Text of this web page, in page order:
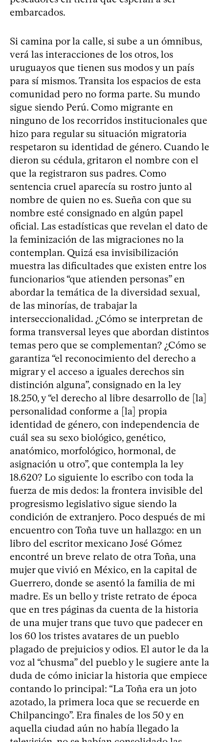
embarcados.
Si camina por la calle, si sube a un ómnibus,
verá las interacciones de los otros, los
uruguayos que tienen sus modos y un país
para sí mismos. Transita los espacios de esta
comunidad pero no forma parte. Su mundo
sigue siendo Perú. Como migrante en
ninguno de los recorridos institucionales que
hizo para regular su situación migratoria
respetaron su identidad de género. Cuando le
dieron su cédula, gritaron el nombre con el
que la registraron sus padres. Como
sentencia cruel aparecía su rostro junto al
nombre de quien no es. Sueña con que su
nombre esté consignado en algún papel
oficial. Las estadísticas que revelan el dato de
la feminización de las migraciones no la
contemplan. Quizá esa invisibilización
muestra las dificultades que existen entre los
funcionarios “que atienden personas” en
abordar la temática de la diversidad sexual,
de las minorías, de trabajar la
interseccionalidad. ¿Cómo se interpretan de
forma transversal leyes que abordan distintos
temas pero que se complementan? ¿Cómo se
garantiza “el reconocimiento del derecho a
migrar y el acceso a iguales derechos sin
distinción alguna”, consignado en la ley
18.250, y “el derecho al libre desarrollo de [la]
personalidad conforme a [la] propia
identidad de género, con independencia de
cuál sea su sexo biológico, genético,
anatómico, morfológico, hormonal, de
asignación u otro”, que contempla la ley
18.620? Lo siguiente lo escribo con toda la
fuerza de mis dedos: la frontera invisible del
progresismo legislativo sigue siendo la
condición de extranjero. Poco después de mi
encuentro con Toña tuve un hallazgo: en un
libro del escritor mexicano José Gómez
encontré un breve relato de otra Toña, una
mujer que vivió en México, en la capital de
Guerrero, donde se asentó la familia de mi
madre. Es un bello y triste retrato de época
que en tres páginas da cuenta de la historia
de una mujer trans que tuvo que padecer en
los 60 los tristes avatares de un pueblo
plagado de prejuicios y odios. El autor le da la
voz al “chusma” del pueblo y le sugiere ante la
duda de cómo iniciar la historia que empiece
contando lo principal: “La Toña era un joto
azotado, la primera loca que se recuerde en
Chilpancingo”. Era finales de los 50 y en
aquella ciudad aún no había llegado la